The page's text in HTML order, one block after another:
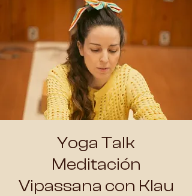
Yoga Talk
Meditación
Vipassana con Klau